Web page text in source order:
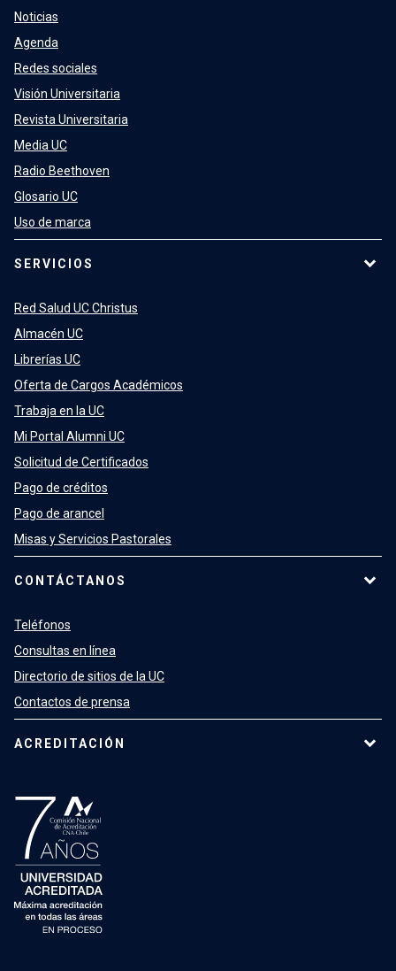
Noticias
Agenda
Redes sociales
Visión Universitaria
Revista Universitaria
Media UC
Radio Beethoven
Glosario UC
Uso de marca
SERVICIOS
Red Salud UC Christus
Almacén UC
Librerías UC
Oferta de Cargos Académicos
Trabaja en la UC
Mi Portal Alumni UC
Solicitud de Certificados
Pago de créditos
Pago de arancel
Misas y Servicios Pastorales
CONTÁCTANOS
Teléfonos
Consultas en línea
Directorio de sitios de la UC
Contactos de prensa
ACREDITACIÓN